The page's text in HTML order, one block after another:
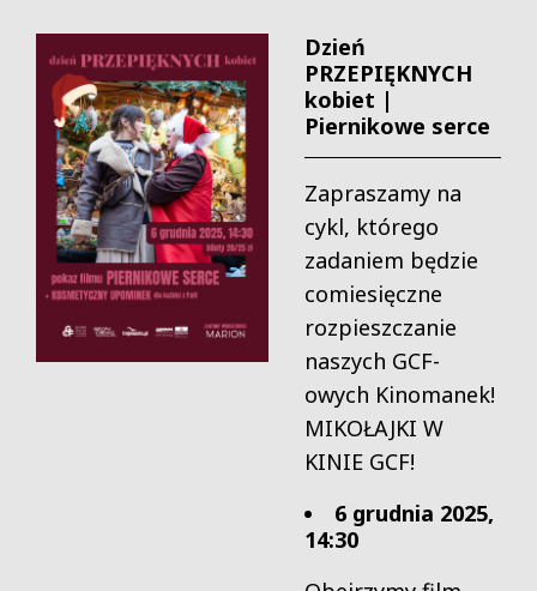
Dzień
PRZEPIĘKNYCH
kobiet |
Piernikowe serce
Zapraszamy na
cykl, którego
zadaniem będzie
comiesięczne
rozpieszczanie
naszych GCF-
owych Kinomanek!
MIKOŁAJKI W
KINIE GCF!
6 grudnia 2025,
14:30